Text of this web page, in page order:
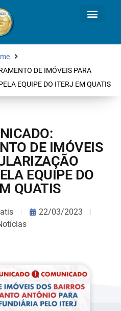
DE IMÓVEIS PARA
EQUIPE DO ITERJ EM QUATIS
DE IMÓVEIS
EQUIPE DO
QUATIS
22/03/2023